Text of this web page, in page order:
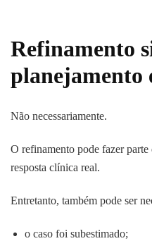
Refinamento
planejamento
Não necessariamente.
O refinamento pode fazer
resposta clínica real.
Entretanto, também pode ser
o caso foi subestimado;